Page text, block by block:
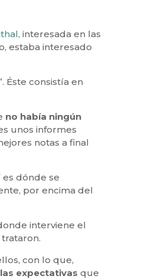
, interesada en las
estaba interesado
Éste consistía en
no había ningún
unos informes
notas a final
dónde se
por encima del
interviene el
con lo que,
expectativas que